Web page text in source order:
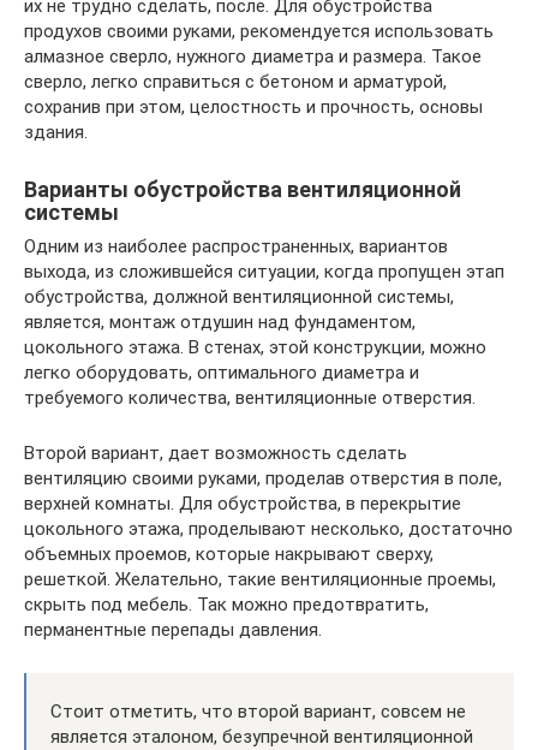
их не трудно сделать, после. Для обустройства
продухов своими руками, рекомендуется использовать
алмазное сверло, нужного диаметра и размера. Такое
сверло, легко справиться с бетоном и арматурой,
сохранив при этом, целостность и прочность, основы
здания.
Варианты обустройства вентиляционной
системы
Одним из наиболее распространенных, вариантов
выхода, из сложившейся ситуации, когда пропущен этап
обустройства, должной вентиляционной системы,
является, монтаж отдушин над фундаментом,
цокольного этажа. В стенах, этой конструкции, можно
легко оборудовать, оптимального диаметра и
требуемого количества, вентиляционные отверстия.
Второй вариант, дает возможность сделать
вентиляцию своими руками, проделав отверстия в поле,
верхней комнаты. Для обустройства, в перекрытие
цокольного этажа, проделывают несколько, достаточно
объемных проемов, которые накрывают сверху,
решеткой. Желательно, такие вентиляционные проемы,
скрыть под мебель. Так можно предотвратить,
перманентные перепады давления.
Стоит отметить, что второй вариант, совсем не
является эталоном, безупречной вентиляционной